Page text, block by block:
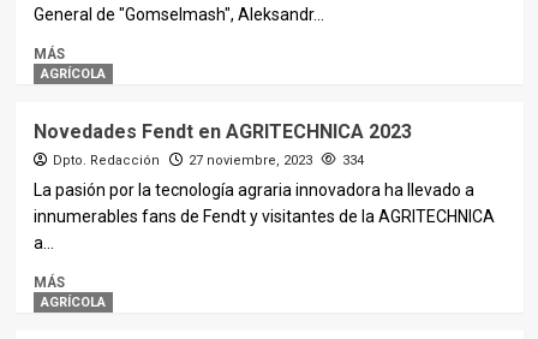
General de "Gomselmash", Aleksandr...
MÁS
AGRÍCOLA
Novedades Fendt en AGRITECHNICA 2023
Dpto. Redacción 27 noviembre, 2023 334
La pasión por la tecnología agraria innovadora ha llevado a
innumerables fans de Fendt y visitantes de la AGRITECHNICA
a...
MÁS
AGRÍCOLA